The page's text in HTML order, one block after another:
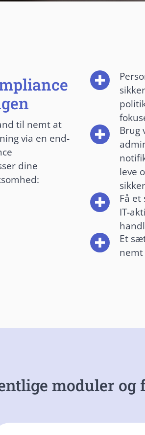
til nemt at
via en end-
dine
Brug
leve
Få
IT-
Et
moduler og